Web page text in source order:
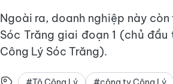
Ngoài ra, doanh nghiệp này
Sóc Trăng giai đoạn 1 (chủ
Công Lý Sóc Trăng).